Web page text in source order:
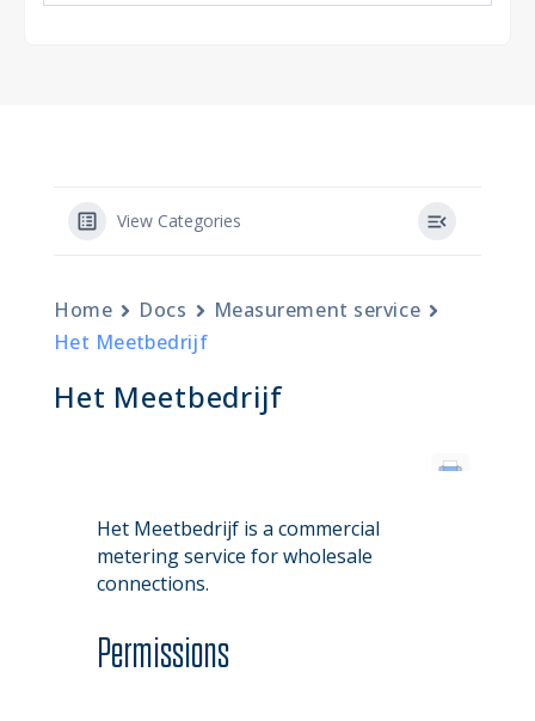
View Categories
Home Docs
Measurement service
Het Meetbedrijf
Het Meetbedrijf
Het Meetbedrijf is a commercial
metering service for wholesale
connections.
Permissions